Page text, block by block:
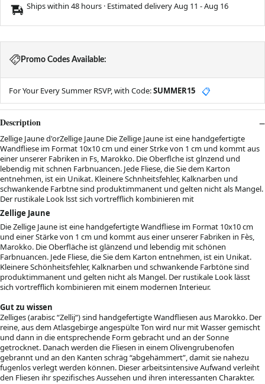
Ships within 48 hours · Estimated deliveryAug 11 -Aug 16
Promo Codes Available:
For Your Every Summer RSVP, with Code:SUMMER15 📋
Description
Zellige Jaune d'orZellige Jaune Die Zellige Jaune ist eine handgefertigte
Wandfliese im Format 10x10 cm und einer Strke von 1 cm und kommt aus
einer unserer Fabriken in Fs, Marokko. Die Oberflche ist glnzend und
lebendig mit schnen Farbnuancen. Jede Fliese, die Sie dem Karton
entnehmen, ist ein Unikat. Kleinere Schnheitsfehler, Kalknarben und
schwankende Farbtne sind produktimmanent und gelten nicht als Mangel.
Der rustikale Look lsst sich vortrefflich kombinieren mit
Zellige Jaune
Die Zellige Jaune ist eine handgefertigte Wandfliese im Format 10x10 cm
und einer Stärke von 1 cm und kommt aus einer unserer Fabriken in Fès,
Marokko. Die Oberfläche ist glänzend und lebendig mit schönen
Farbnuancen. Jede Fliese, die Sie dem Karton entnehmen, ist ein Unikat.
Kleinere Schönheitsfehler, Kalknarben und schwankende Farbtöne sind
produktimmanent und gelten nicht als Mangel. Der rustikale Look lässt
sich vortrefflich kombinieren mit einem modernen Interieur.
Gut zu wissen
Zelliges (arabisc “Zellij“) sind handgefertigte Wandfliesen aus Marokko. Der
reine, aus dem Atlasgebirge angespülte Ton wird nur mit Wasser gemischt
und dann in die entsprechende Form gebracht und an der Sonne
getrocknet. Danach werden die Fliesen in einem Olivengrubenofen
gebrannt und an den Kanten schräg “abgehämmert”, damit sie nahezu
fugenlos verlegt werden können. Dieser arbeitsintensive Aufwand verleiht
den Fliesen ihr spezifisches Aussehen und ihren interessanten Charakter.